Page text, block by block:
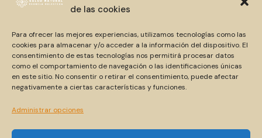
de las cookies
Para ofrecer las mejores experiencias, utilizamos tecnologías como las
cookies para almacenar y/o acceder a la información del dispositivo. El
consentimiento de estas tecnologías nos permitirá procesar datos
como el comportamiento de navegación o las identificaciones únicas
en este sitio. No consentir o retirar el consentimiento, puede afectar
negativamente a ciertas características y funciones.
Administrar opciones
reserva tu sesión de claridad
RESERVA TU SESIÓN